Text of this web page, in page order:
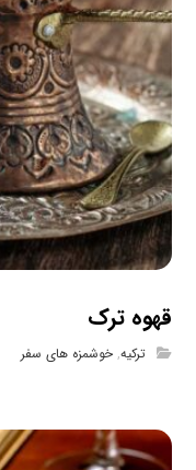
قهوه ترک
ترکیه,خوشمزه های سفر